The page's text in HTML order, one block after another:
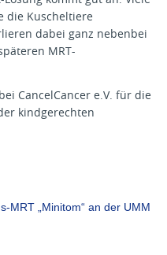
die Kuscheltiere
dabei ganz nebenbei
MRT-
CancelCancer e.V. für die
kindgerechten
MRT „Minitom“ an der UMM